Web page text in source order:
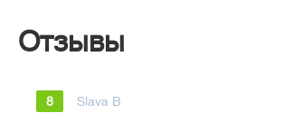
Отзывы
8 Slava B